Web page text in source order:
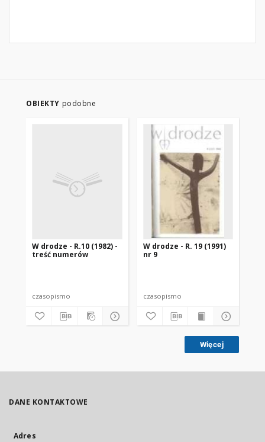
OBIEKTY podobne
W drodze - R.10 (1982) -
treść numerów
czasopismo
W drodze - R. 19 (1991)
nr 9
czasopismo
Więcej
DANE KONTAKTOWE
Adres